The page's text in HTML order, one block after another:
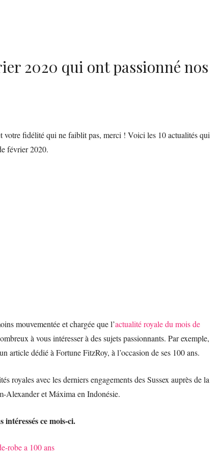
2020 qui ont passionné nos
votre fidélité qui ne faiblit pas, merci ! Voici les 10 actualités qui
février 2020.
mouvementée et chargée que l’actualité royale du mois de
à vous intéresser à des sujets passionnants. Par exemple,
article dédié à Fortune FitzRoy, à l’occasion de ses 100 ans.
royales avec les derniers engagements des Sussex auprès de la
Alexander et Máxima en Indonésie.
ce mois-ci.
robe a 100 ans